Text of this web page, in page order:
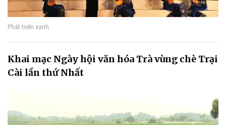
Phát triển xanh
Khai mạc Ngày hội văn hóa Trà vùng chè Trại
Cài lần thứ Nhất